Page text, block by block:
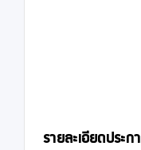
รายละเอียดประก